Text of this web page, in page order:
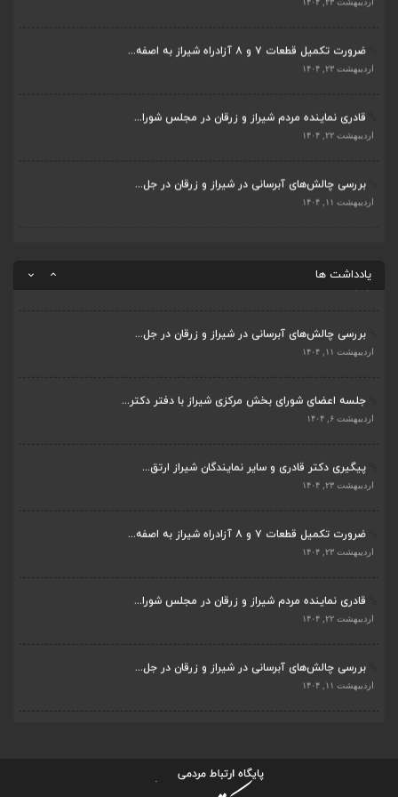
اردیبهشت ۲۳, ۱۴۰۴
اردیبهشت ۲۲, ۱۴۰۴
اردیبهشت ۱۱, ۱۴۰۴
یادداشت ها
جلسه اعضای شورای بخش مرکزی شیراز با دفتر دکتر...
اردیبهشت ۶, ۱۴۰۴
پیگیری دکتر قادری و سایر نمایندگان شیراز ارتق...
اردیبهشت ۲۳, ۱۴۰۴
ضرورت تکمیل قطعات ۷ و ۸ آزادراه شیراز به اصفه...
اردیبهشت ۲۳, ۱۴۰۴
اردیبهشت ۱۱, ۱۴۰۴
اردیبهشت ۶, ۱۴۰۴
اردیبهشت ۲۳, ۱۴۰۴
اردیبهشت ۲۳, ۱۴۰۴
اردیبهشت ۲۲, ۱۴۰۴
اردیبهشت ۱۱, ۱۴۰۴